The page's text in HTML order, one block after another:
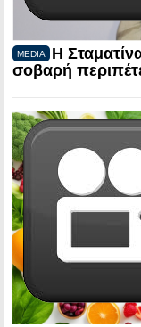
MEDIA
Η
σοβαρή